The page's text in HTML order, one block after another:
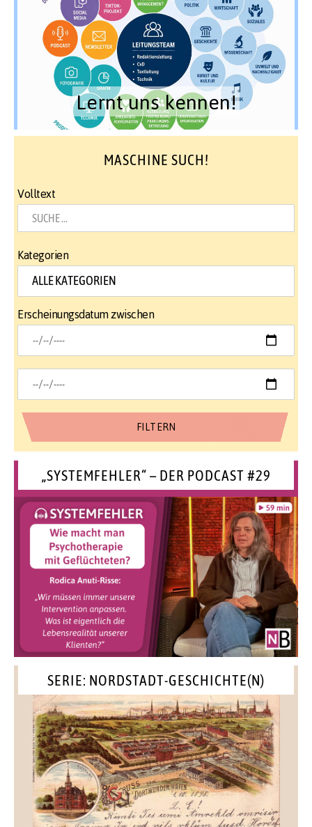
Lernt uns kennen!
MASCHINE SUCH!
Volltext
Kategorien
Erscheinungsdatum zwischen
„SYSTEMFEHLER“ – DER PODCAST #29
SERIE: NORDSTADT-GESCHICHTE(N)